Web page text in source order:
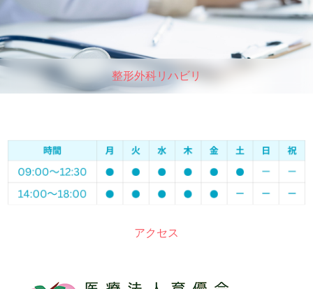
整形外科リハビリ
アクセス